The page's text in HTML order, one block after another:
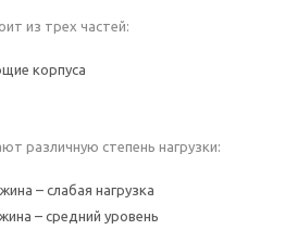
из трех частей:
корпуса
различную степень нагрузки:
– слабая нагрузка
– средний уровень